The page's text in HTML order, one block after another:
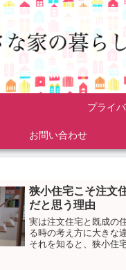
プライ
お問い合わせ
狭小住宅こそ注文
だと思う理由
実は注文住宅と既成の
る時の考え方に大きな
それを知ると、狭小住